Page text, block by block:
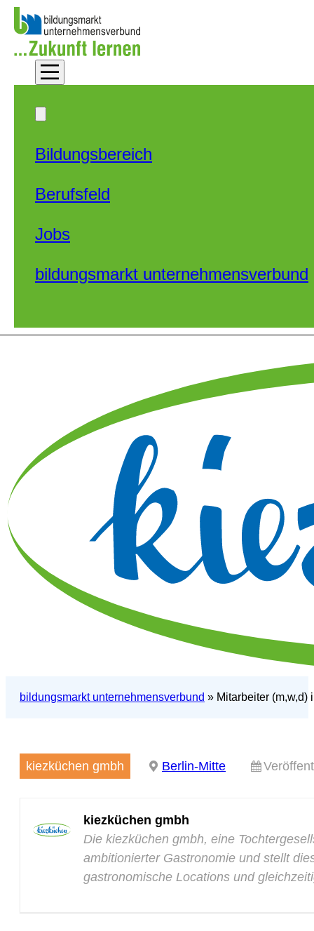
Zum Hauptinhalt springen
Bildungsbereich
Berufsfeld
Jobs
bildungsmarkt unternehmensverbund
bildungsmarkt unternehmensverbund » Mitarbeiter
kiezküchen gmbh Berlin-Mitte
kiezküchen gmbh
Die kiezküchen gmbh, eine
ambitionierter Gastronomie und stellt
gastronomische Locations und